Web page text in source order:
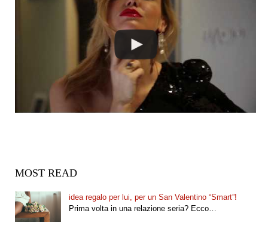
MOST READ
idea regalo per lui, per un San Valentino “Smart”!
Prima volta in una relazione seria? Ecco…